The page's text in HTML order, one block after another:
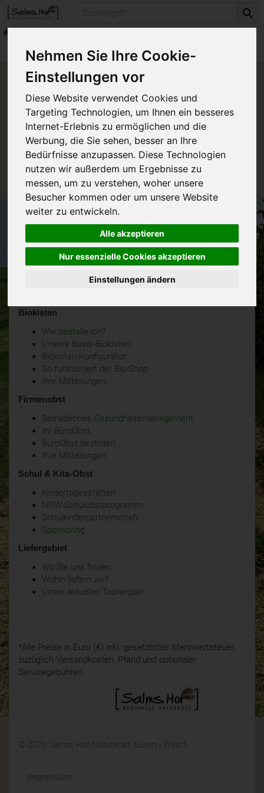
Nehmen Sie Ihre Cookie-
Einstellungen vor
Diese Website verwendet Cookies und
Targeting Technologien, um Ihnen ein besseres
Internet-Erlebnis zu ermöglichen und die
Werbung, die Sie sehen, besser an Ihre
Bedürfnisse anzupassen. Diese Technologien
nutzen wir außerdem um Ergebnisse zu
messen, um zu verstehen, woher unsere
Besucher kommen oder um unsere Website
weiter zu entwickeln.
Alle akzeptieren
Nur essenzielle Cookies akzeptieren
Einstellungen ändern
Produkte Naturkosmetika Haarpflege
Produkt "Kornblumen-
Shampoo" nicht verfügbar.
Das von Ihnen gesuchte Produkt ist leider zur Zeit
nicht verfügbar.
Biokisten
Wie bestelle ich?
Unsere Basis-Biokisten
Biokisten-Konfigurator
So funktioniert der Bio-Shop
Ihre Mitteilungen
Firmenobst
Betriebliches Gesundheitsmanagement
Ihr BüroObst
BüroObst bestellen
Ihre Mitteilungen
Schul & Kita-Obst
Kindertagesstätten
NRW-Schulobstprogramm
Schulkinderpartnerschaft
Sponsoring
Liefergebiet
Wo Sie uns finden
Wohin liefern wir?
Unser aktueller Tourenplan
*Alle Preise in Euro (€) inkl. gesetzlicher Mehrwertsteuer,
zuzüglich Versandkosten, Pfand und optionaler
Servicegebühren.
© 2026 Salms Hof Naturkost, Büren i.Westf.
Impressum